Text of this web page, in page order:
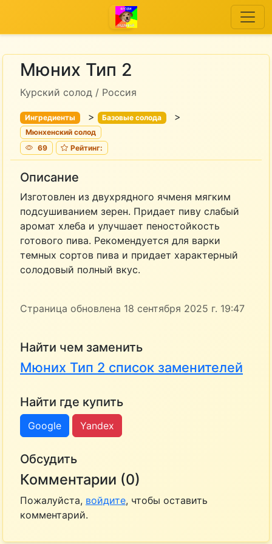
Мюних Тип 2
Курский солод / Россия
Ингредиенты > Базовые солода >
Мюнхенский солод
69
Рейтинг:
Описание
Изготовлен из двухрядного ячменя мягким
подсушиванием зерен. Придает пиву слабый
аромат хлеба и улучшает пеностойкость
готового пива. Рекомендуется для варки
темных сортов пива и придает характерный
солодовый полный вкус.
Страница обновлена 18 сентября 2025 г. 19:47
Найти чем заменить
Мюних Тип 2 список заменителей
Найти где купить
Google Yandex
Обсудить
Комментарии (0)
Пожалуйста, войдите, чтобы оставить
комментарий.